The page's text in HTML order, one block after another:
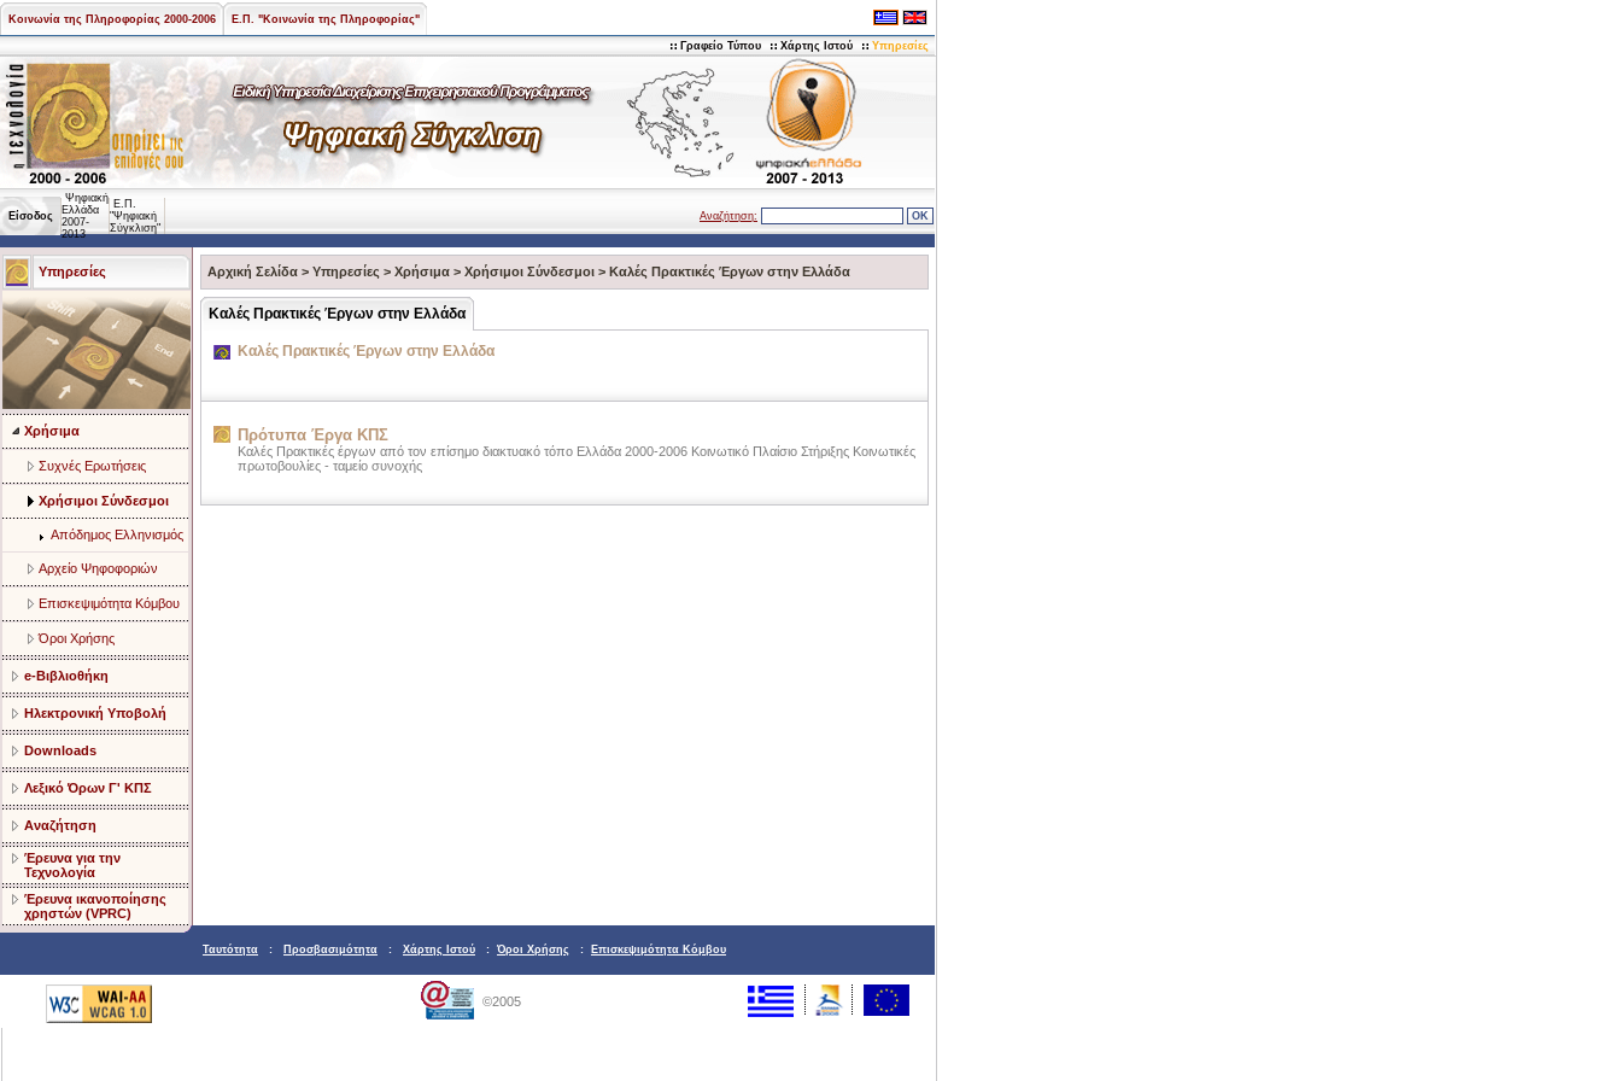
Κοινωνία της Πληροφορίας 2000-2006 Ε.Π. "Κοινωνία της Πληροφορίας"
Γραφείο Τύπου Χάρτης Ιστού Υπηρεσίες
Είσοδος
Ψηφιακή
Ελλάδα
2007-
2013
Ε.Π.
"Ψηφιακή
Σύγκλιση"
Αναζήτηση:
Υπηρεσίες
Χρήσιμα
Συχνές Ερωτήσεις
Χρήσιμοι Σύνδεσμοι
Απόδημος Ελληνισμός
Αρχείο Ψηφοφοριών
Επισκεψιμότητα Κόμβου
Όροι Χρήσης
e-Βιβλιοθήκη
Ηλεκτρονική Υποβολή
Downloads
Λεξικό Όρων Γ' ΚΠΣ
Αναζήτηση
Έρευνα για την
Τεχνολογία
Έρευνα ικανοποίησης
χρηστών (VPRC)
Αρχική Σελίδα > Υπηρεσίες > Χρήσιμα > Χρήσιμοι Σύνδεσμοι > Καλές Πρακτικές Έργων στην Ελλάδα
Καλές Πρακτικές Έργων στην Ελλάδα
Καλές Πρακτικές Έργων στην Ελλάδα
Πρότυπα Έργα ΚΠΣ
Καλές Πρακτικές έργων από τον επίσημο διακτυακό τόπο Ελλάδα 2000-2006 Κοινωτικό Πλαίσιο Στήριξης Κοινωτικές
πρωτοβουλίες - ταμείο συνοχής
Ταυτότητα : Προσβασιμότητα : Χάρτης Ιστού : Όροι Χρήσης : Επισκεψιμότητα Κόμβου
©2005